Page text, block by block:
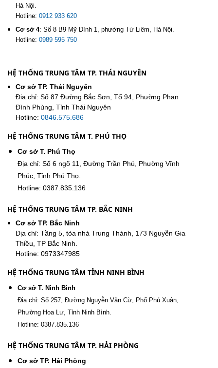
Hà Nội.
Hotline: 0912 933 620
Cơ sở 4: Số 8 B9 Mỹ Đình 1, phường Từ Liêm, Hà Nội.
Hotline: 0989 595 750
HỆ THỐNG TRUNG TÂM TP. THÁI NGUYÊN
Cơ sở TP. Thái Nguyên
Địa chỉ: Số 87 Đường Bắc Sơn, Tổ 94, Phường Phan
Đình Phùng, Tỉnh Thái Nguyên
Hotline: 0846.575.686
HỆ THỐNG TRUNG TÂM T. PHÚ THỌ
Cơ sở T. Phú Thọ
Địa chỉ: Số 6 ngõ 11, Đường Trần Phú, Phường Vĩnh
Phúc, Tỉnh Phú Thọ.
Hotline: 0387.835.136
HỆ THỐNG TRUNG TÂM TP. BẮC NINH
Cơ sở TP. Bắc Ninh
Địa chỉ: Tầng 5, tòa nhà Trung Thành, 173 Nguyễn Gia
Thiều, TP Bắc Ninh.
Hotline: 0973347985
HỆ THỐNG TRUNG TÂM TỈNH NINH BÌNH
Cơ sở T. Ninh Bình
Địa chỉ: Số 257, Đường Nguyễn Văn Cừ, Phố Phú Xuân,
Phường Hoa Lư, Tỉnh Ninh Bình.
Hotline: 0387.835.136
HỆ THỐNG TRUNG TÂM TP. HẢI PHÒNG
Cơ sở TP. Hải Phòng